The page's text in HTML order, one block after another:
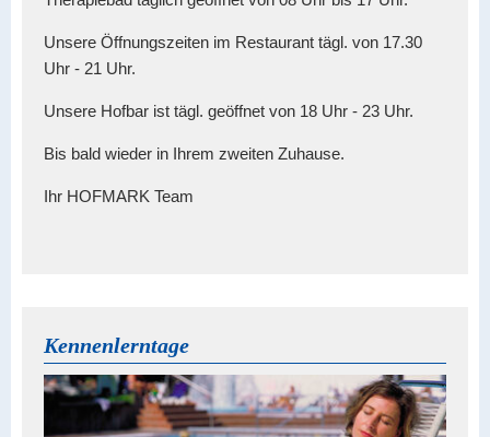
Unsere Öffnungszeiten im Restaurant tägl. von 17.30
Uhr - 21 Uhr.
Unsere Hofbar ist tägl. geöffnet von 18 Uhr - 23 Uhr.
Bis bald wieder in Ihrem zweiten Zuhause.
Ihr HOFMARK Team
Kennenlerntage